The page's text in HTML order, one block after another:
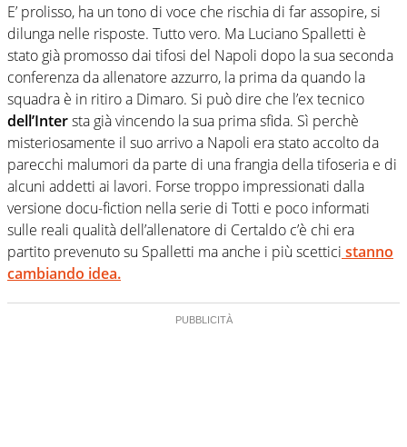
E’ prolisso, ha un tono di voce che rischia di far assopire, si
dilunga nelle risposte. Tutto vero. Ma Luciano Spalletti è
stato già promosso dai tifosi del Napoli dopo la sua seconda
conferenza da allenatore azzurro, la prima da quando la
squadra è in ritiro a Dimaro. Si può dire che l’ex tecnico
dell’Intersta già vincendo la sua prima sfida. Sì perchè
misteriosamente il suo arrivo a Napoli era stato accolto da
parecchi malumori da parte di una frangia della tifoseria e di
alcuni addetti ai lavori. Forse troppo impressionati dalla
versione docu-fiction nella serie di Totti e poco informati
sulle reali qualità dell’allenatore di Certaldo c’è chi era
partito prevenuto su Spalletti ma anche i più scettici stanno
cambiando idea.